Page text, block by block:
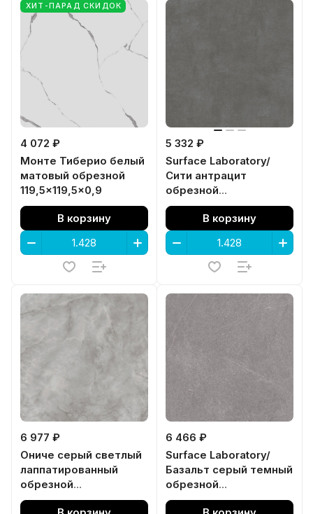
ХИТ-ПАРАД СКИДОК
4 072 ₽
Монте Тиберио белый
матовый обрезной
119,5x119,5x0,9
В корзину
5 332 ₽
Surface Laboratory/
Сити антрацит
обрезной
119,5x119,5x0,9
В корзину
6 977 ₽
Ониче серый светлый
лаппатированный
обрезной
119,5x119,5x0,9
6 466 ₽
Surface Laboratory/
Базальт серый темный
обрезной
119,5x119,5x0,9